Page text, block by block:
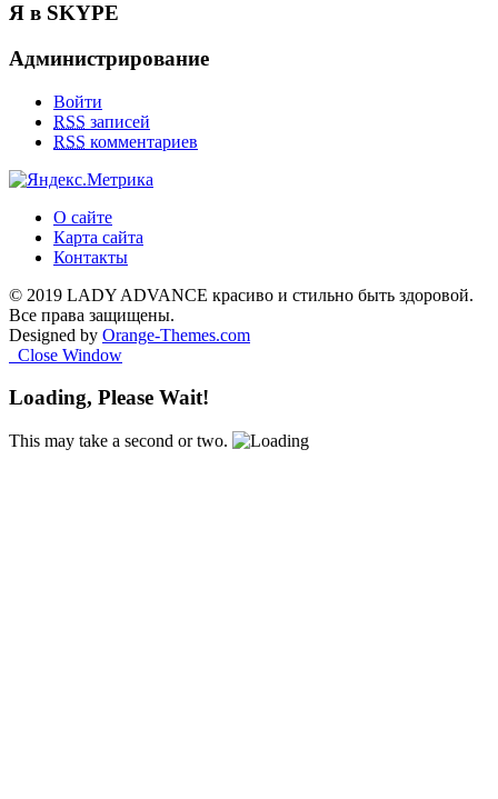
Я в SKYPE
Администрирование
Войти
RSS записей
RSS комментариев
О сайте
Карта сайта
Контакты
© 2019 LADY ADVANCE красиво и стильно быть здоровой.
Все права защищены.
Designed by Orange-Themes.com
Close Window
Loading, Please Wait!
This may take a second or two.